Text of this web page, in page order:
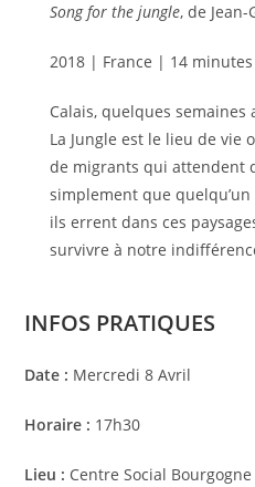
Song for the jungle, de
2018 | France | 14
Calais, quelques
La Jungle est le lieu de vie
de migrants qui attendent
simplement que quelqu’un
ils errent dans ces
survivre à notre
INFOS PRATIQUES
Date : Mercredi 8 Avril
Horaire : 17h30
Lieu : Centre Social